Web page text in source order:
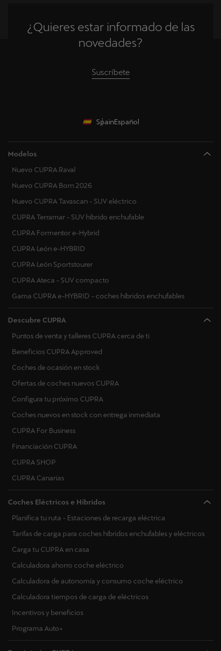
¿Quieres estar informado de las
novedades?
Suscríbete
SpainEspañol
Modelos
Nuevo CUPRA Raval
Nuevo CUPRA Born 2026
Nuevo CUPRA Tavascan - SUV eléctrico
CUPRA Terramar - SUV híbrido enchufable
CUPRA Formentor e-Hybrid
CUPRA León e-HYBRID
CUPRA León Sportstourer
CUPRA Ateca - SUV compacto
Gama CUPRA e-HYBRID - coches híbridos enchufables
Descubre CUPRA
Puntos de venta y talleres CUPRA cerca de ti
Beneficios CUPRA Approved
Coches de ocasión en stock
Ofertas de coches nuevos CUPRA
Configura tu próximo CUPRA
Coches nuevos en stock con entrega inmediata
CUPRA For Business
Financiación CUPRA
CUPRA SHOP
CUPRA Canarias
Coches Eléctricos e Híbridos
Planifica tu ruta - Estaciones de recarga eléctrica
Tarifas de carga para coches híbridos enchufables y eléctricos
Carga tu CUPRA en casa
Calculadora ahorro coche eléctrico
Calculadora de autonomía y consumo coche eléctrico
Calculadora tiempos de carga de eléctricos
Incentivos y beneficios
Programa Auto+